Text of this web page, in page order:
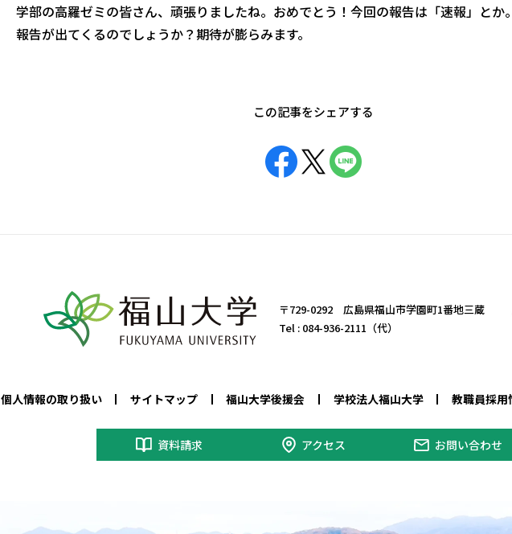
学部の高羅ゼミの皆さん、頑張りましたね。おめでとう！今回の報告は「速報」とか
報告が出てくるのでしょうか？期待が膨らみます。
この記事をシェアする
〒729-0292 広島県福山市学園町1番地三蔵
Tel : 084-936-2111（代）
個人情報の取り扱い サイトマップ 福山大学後援会 学校法人福山大学 教職員採用
資料請求 アクセス お問い合わせ